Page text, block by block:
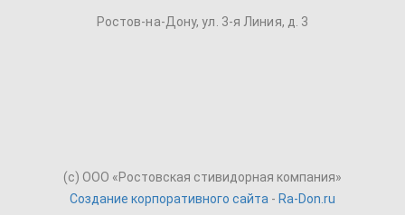
Ростов-на-Дону, ул. 3-я Линия, д. 3
(c) ООО «Ростовская стивидорная компания»
Создание корпоративного сайта - Ra-Don.ru